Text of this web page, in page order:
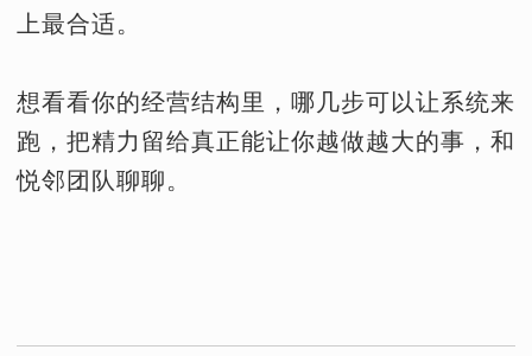
上最合适。
想看看你的经营结构里，哪几步可以让系统来
跑，把精力留给真正能让你越做越大的事，和
悦邻团队聊聊。